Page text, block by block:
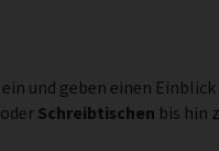
und geben einen
oderSchreibtischen bis hin